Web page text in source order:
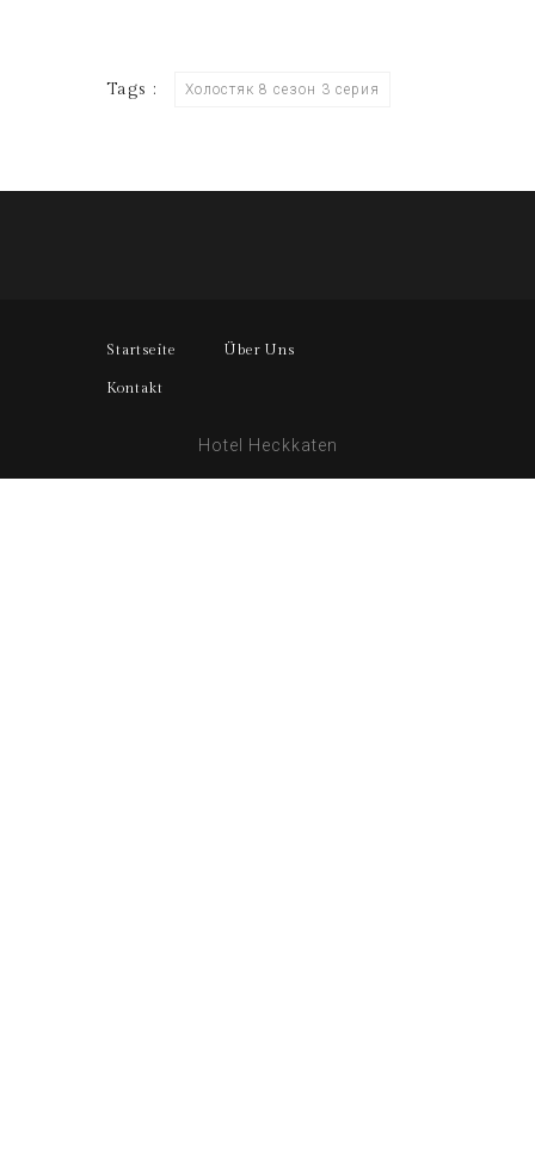
Tags : Холостяк 8 сезон 3 серия
Startseite Über Uns
Kontakt
Hotel Heckkaten